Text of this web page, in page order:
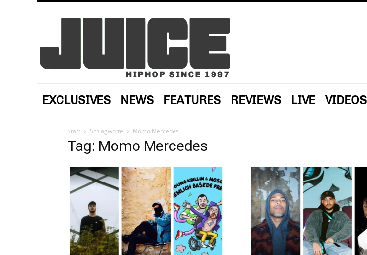
EXCLUSIVES NEWS FEATURES REVIEWS LIVE VIDEOS
Start Schlagworte Momo Mercedes
Tag: Momo Mercedes